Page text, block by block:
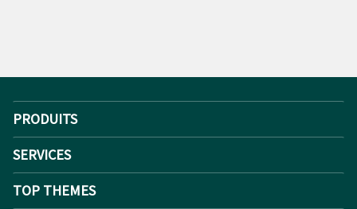
PRODUITS
SERVICES
TOP THEMES